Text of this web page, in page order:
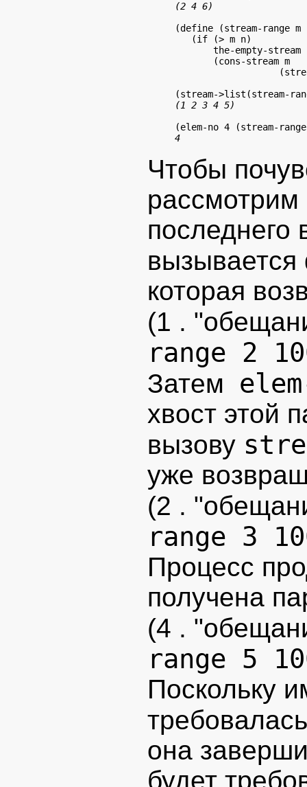
(2 4 6)
(define (stream-range m
   (if (> m n)
the-empty-stream
       (cons-stream m
(1 2 3 4 5)
4
Чтобы
которая
(1 .
range 2
Затем
хвост этой
вызову
уже
(2 .
range 3
Процесс
получена
(4 .
range 5
Поскольку
она
будет